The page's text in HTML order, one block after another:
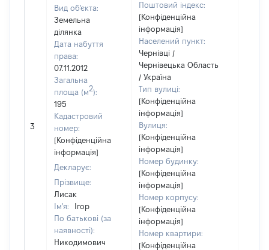
3
Вид об'єкта:
Земельна
ділянка
Дата набуття
права:
07.11.2012
Загальна
площа (м2):
195
Кадастровий
номер:
[Конфіденційна
інформація]
Декларує:
Прізвище:
Лисак
Ім'я:
Ігор
По батькові (за
наявності):
Никодимович
Поштовий індекс:
[Конфіденційна
інформація]
Населений пункт:
Чернівці /
Чернівецька Область
/ Україна
Тип вулиці:
[Конфіденційна
інформація]
Вулиця:
[Конфіденційна
інформація]
Номер будинку:
[Конфіденційна
інформація]
Номер корпусу:
[Конфіденційна
інформація]
Номер квартири:
[Конфіденційна